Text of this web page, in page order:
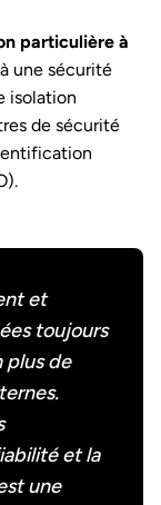
particulière à
une sécurité
isolation
de sécurité
et
toujours
plus de
et la
une